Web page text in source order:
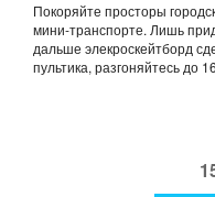
Покоряйте просторы
мини-транспорте. Лишь
дальше элекроскейтборд
пультика, разгоняйтесь до